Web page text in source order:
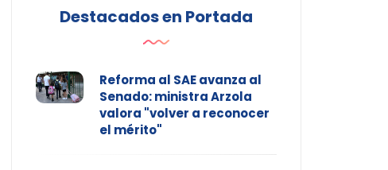
Destacados en Portada
Reforma al SAE avanza al
Senado: ministra Arzola
valora "volver a reconocer
el mérito"